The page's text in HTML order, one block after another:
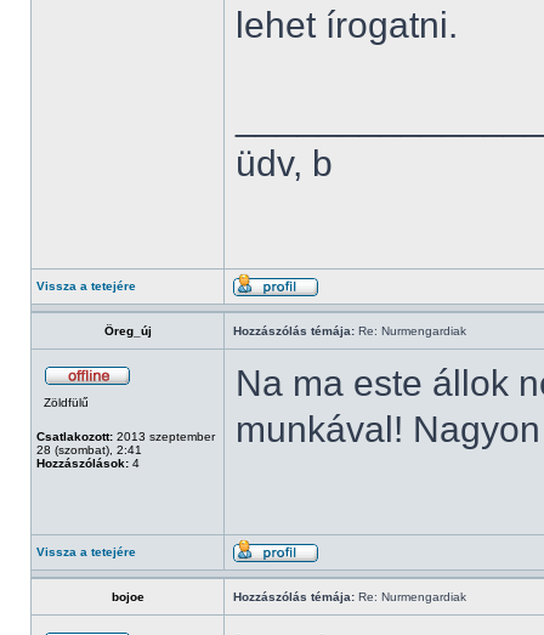
lehet írogatni.
üdv, b
Vissza a tetejére
Öreg_új Hozzászólás témája: Re: Nurmengardiak
Zöldfülű
Csatlakozott: 2013 szeptember
28 (szombat), 2:41
Hozzászólások: 4
Na ma este állok
munkával!
Vissza a tetejére
bojoe Hozzászólás témája: Re: Nurmengardiak